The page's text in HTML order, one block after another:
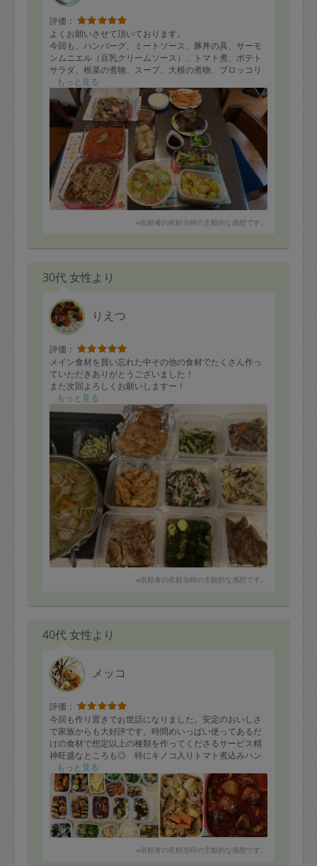
評価：
よくお願いさせて頂いております。
今回も、ハンバーグ、ミートソース、豚丼の具、サーモ
ンムニエル（豆乳クリームソース）、トマト煮、ポテト
サラダ、根菜の煮物、スープ、大根の煮物、ブロッコリ
ー炒め、白菜と豚肉の煮物等、たくさん作って頂きまし
た。どれも美味しく、子供たちも喜んで頂いています。
また是非よろしくお願い致します。
もっと見る
※依頼者の依頼当時の主観的な感想です。
30代 女性より
りえつ
評価：
メイン食材を買い忘れた中その他の食材でたくさん作っ
ていただきありがとうございました！
また次回よろしくお願いしますー！
もっと見る
※依頼者の依頼当時の主観的な感想です。
40代 女性より
メッコ
評価：
今回も作り置きでお世話になりました。安定のおいしさ
で家族からも大好評です。時間めいっぱい使ってあるだ
けの食材で想定以上の種類を作ってくださるサービス精
神旺盛なところも◎ 特にキノコ入りトマト煮込みハン
バーグはスープもおいしくて３歳児がスープのおかわり
をしていました。肉じゃがもとてもおいしかったです。
冷凍可能なメニューもいれてくださっているので、どう
にかこうにか１週間ほど乗り切れそうです。我が家にと
っては大変な時期ですが、なんとか乗り切れそうでおま
けにクオリティ高いおいしい料理で幸せです。これから
もご縁のある限りお願いしたいです。改善点特に思い当
もっと見る
※依頼者の依頼当時の主観的な感想です。